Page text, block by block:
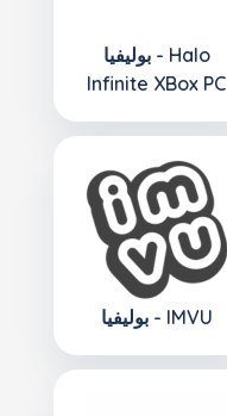
بوليفيا - Halo
Infinite XBox PC
بوليفيا - IMVU